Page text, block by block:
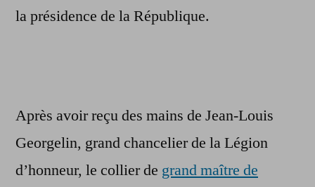
la présidence de la République.
Après avoir reçu des mains de Jean-Louis
Georgelin, grand chancelier de la Légion
d’honneur, le collier de grand maître de